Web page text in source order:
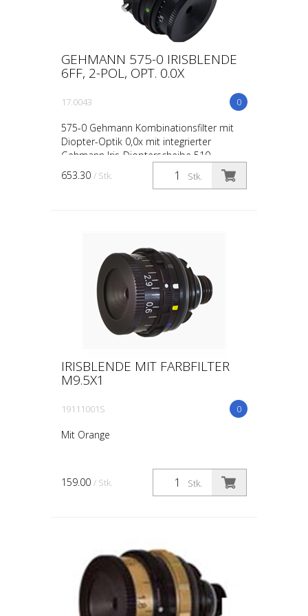
GEHMANN 575-0 IRISBLENDE
6FF, 2-POL, OPT. 0.0X
0
17.0043
575-0 Gehmann Kombinationsfilter mit
Diopter-Optik 0,0x mit integrierter
Gehmann Iris-Diopterscheibe 510
Einstellbereich von 0,5 - 3,0 mm 6-
Farbfilter aus planparallel ge...Stk.
653.30 / Stk.
IRISBLENDE MIT FARBFILTER
M9.5X1
0
19111001S
Mit Orange
Stk.
159.00 / Stk.